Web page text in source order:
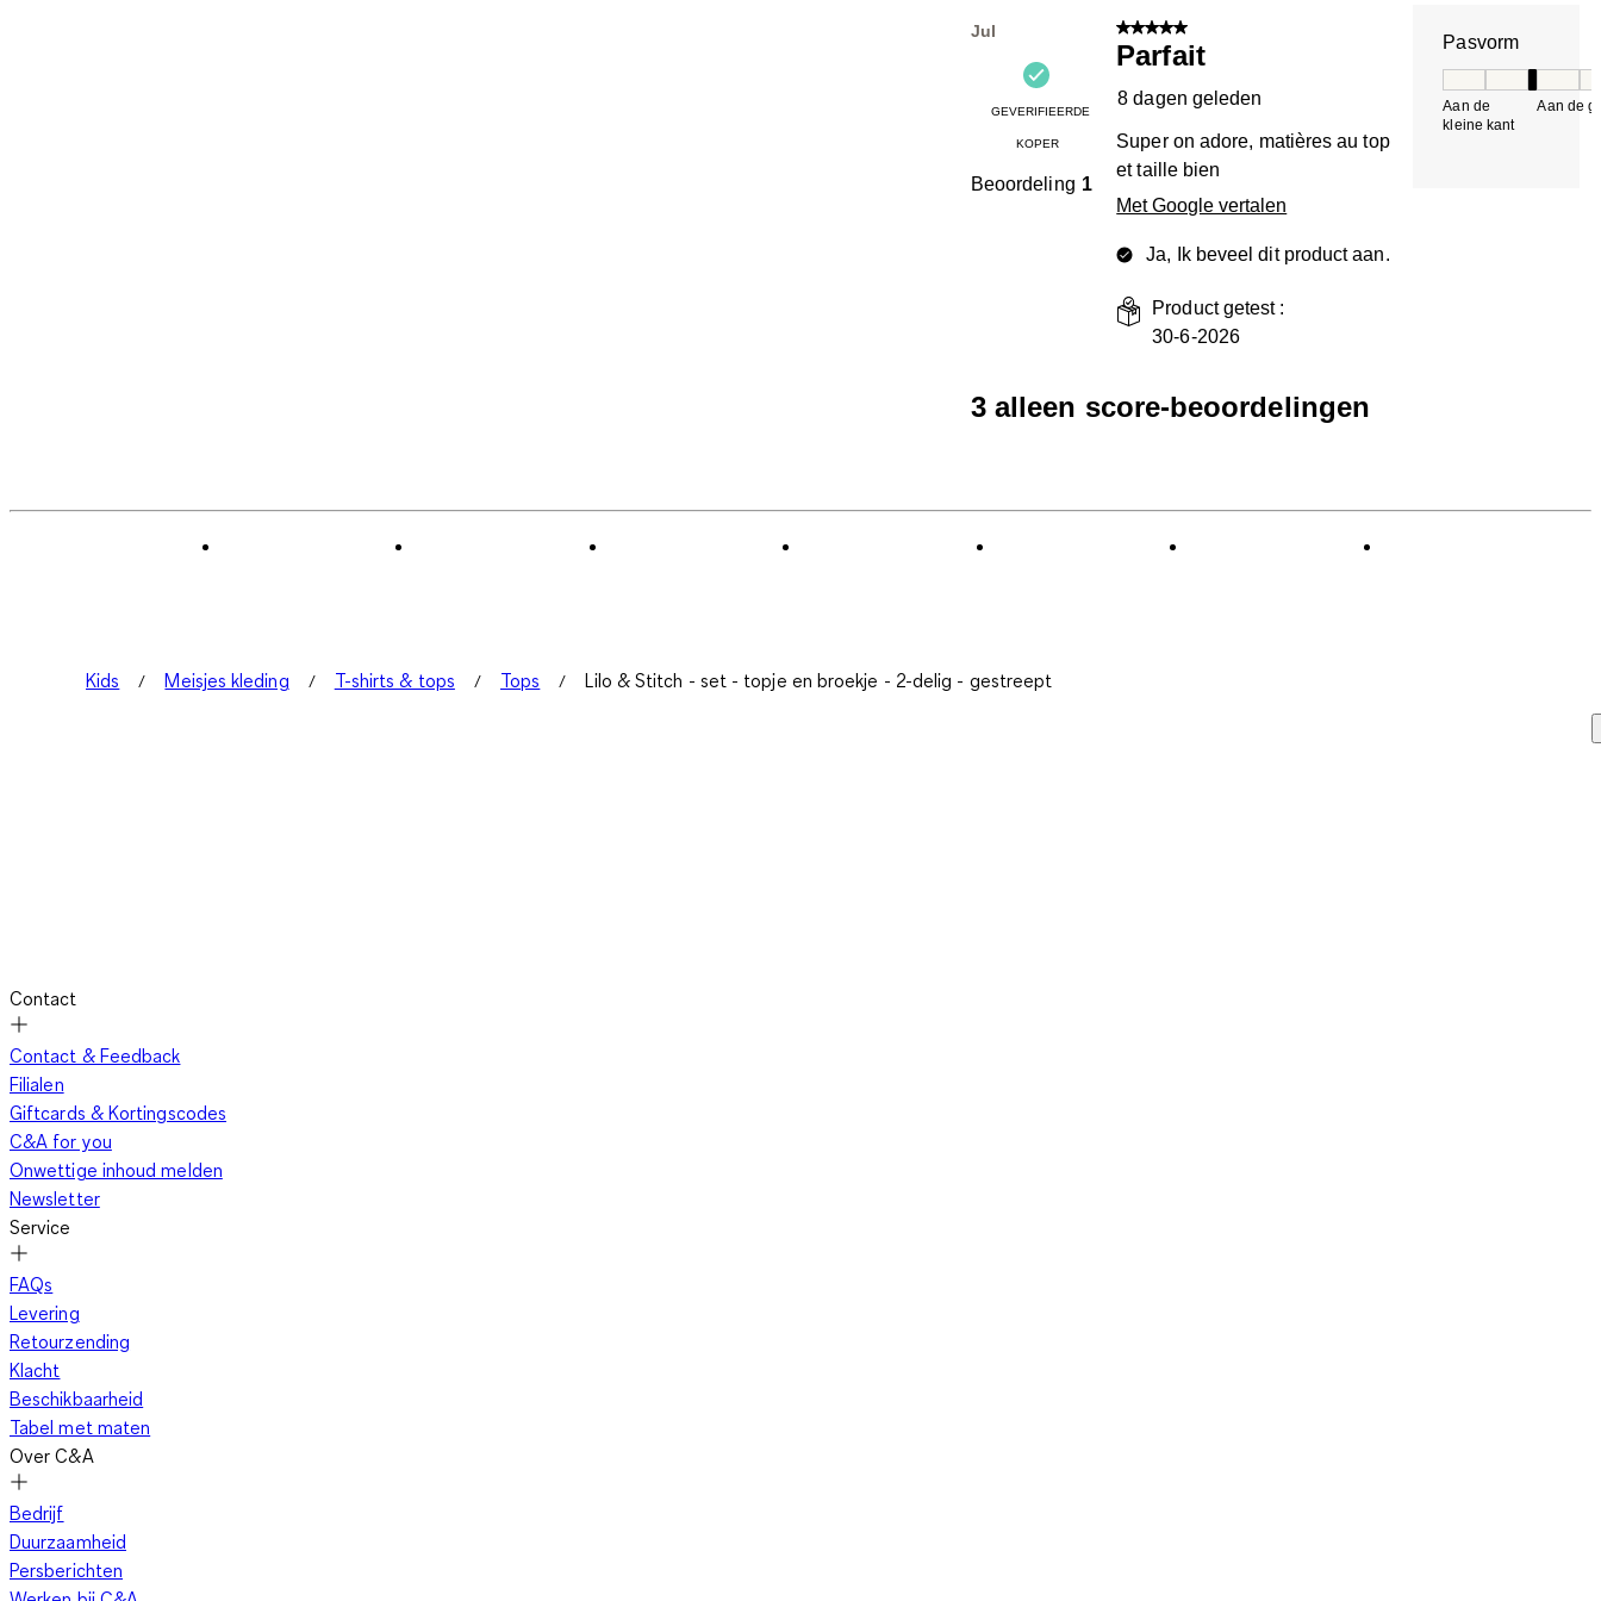
Beoordelingen.
Jul
GEVERIFIEERDE
KOPER
Beoordeling 1
5 van 5 sterren.
Parfait
8 dagen geleden
Super on adore, matières au top
et taille bien
Met Google vertalen
Ja, Ik beveel dit product aan.
Product getest :
30-6-2026
Pasvorm
Aan de
kleine kant
Aan de
3 alleen score-beoordelingen
Kids Meisjes kleding T-shirts & tops Tops Lilo & Stitch - set - topje en broekje - 2-delig - gestreept
Contact
Contact & Feedback
Filialen
Giftcards & Kortingscodes
C&A for you
Onwettige inhoud melden
Newsletter
Service
FAQs
Levering
Retourzending
Klacht
Beschikbaarheid
Tabel met maten
Over C&A
Bedrijf
Duurzaamheid
Persberichten